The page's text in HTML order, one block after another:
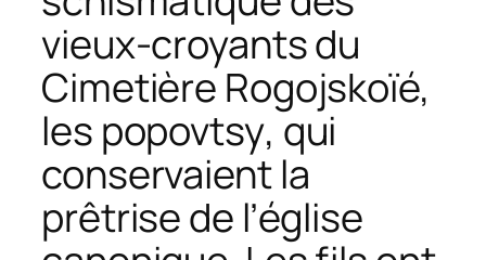
vieux-croyants du
Cimetière Rogojskoïé,
les popovtsy, qui
conservaient la
prêtrise de l’église